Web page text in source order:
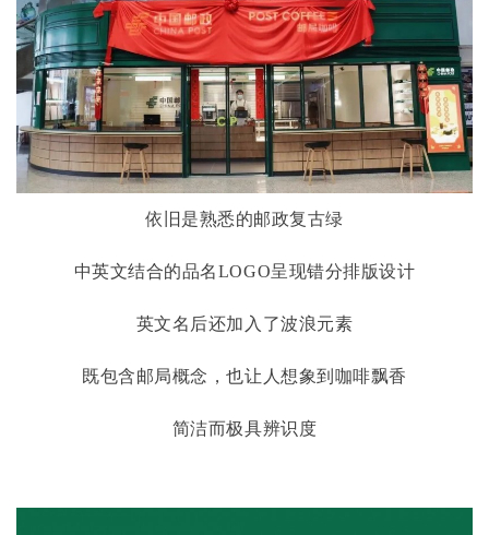
依旧是熟悉的邮政复古绿
中英文结合的品名LOGO呈现错分排版设计
英文名后还加入了波浪元素
既包含邮局概念，也让人想象到咖啡飘香
简洁而极具辨识度